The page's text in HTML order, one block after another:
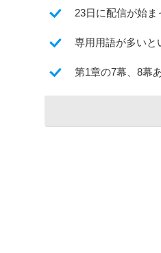
23日に配信が始ま
専用用語が多いと
第1章の7幕、8幕